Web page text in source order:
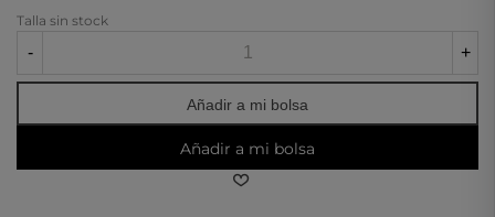
Talla sin stock
- +
Añadir a mi bolsa
Añadir a mi bolsa